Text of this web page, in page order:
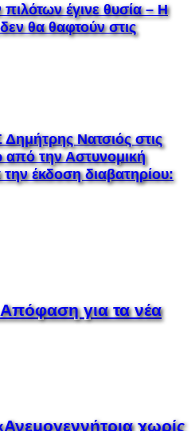
έγινε θυσία – Η
θα θαφτούν στις
Νατσιός στις
από την Αστυνομική
έκδοση διαβατηρίου:
για τα νέα
χωρίς